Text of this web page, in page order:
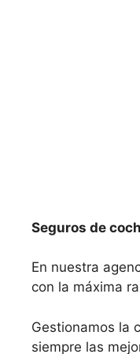
Seguros de
En nuestra
con la máxima
Gestionamos la
siempre las